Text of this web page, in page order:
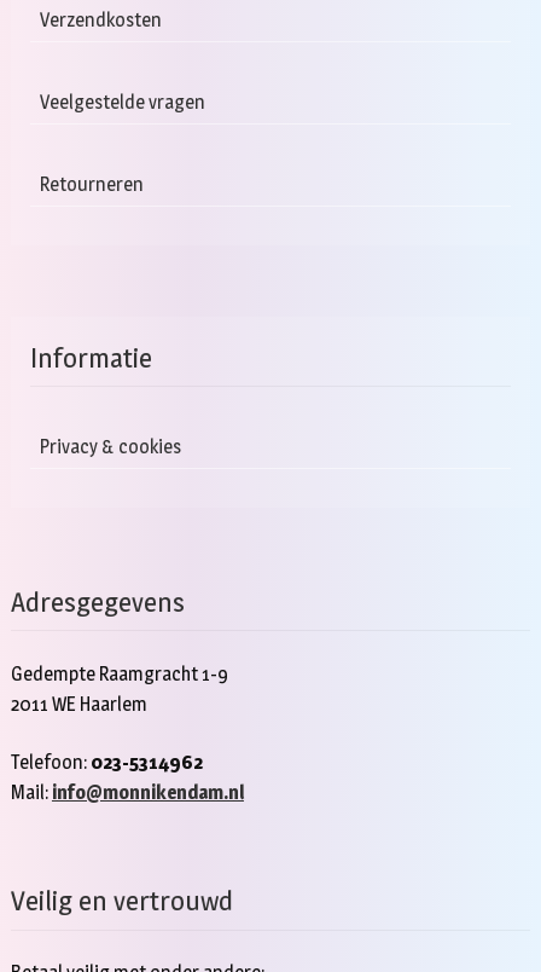
Verzendkosten
Veelgestelde vragen
Retourneren
Informatie
Privacy & cookies
Adresgegevens
Gedempte Raamgracht 1-9
2011 WE Haarlem
Telefoon: 023-5314962
Mail: info@monnikendam.nl
Veilig en vertrouwd